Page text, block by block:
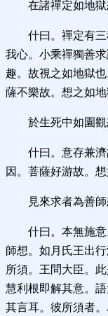
在諸禪定如地獄
什曰。禪定有
我心。小乘禪獨善
趣。故視之如地獄
薩不樂故。想之如
於生死中如園觀
什曰。意存兼
因。菩薩好游故。
見來求者為善
什曰。本無施
師想。如月氏王出
所須。王問大臣。
慧利根即解其意。
其言耳。彼所須者